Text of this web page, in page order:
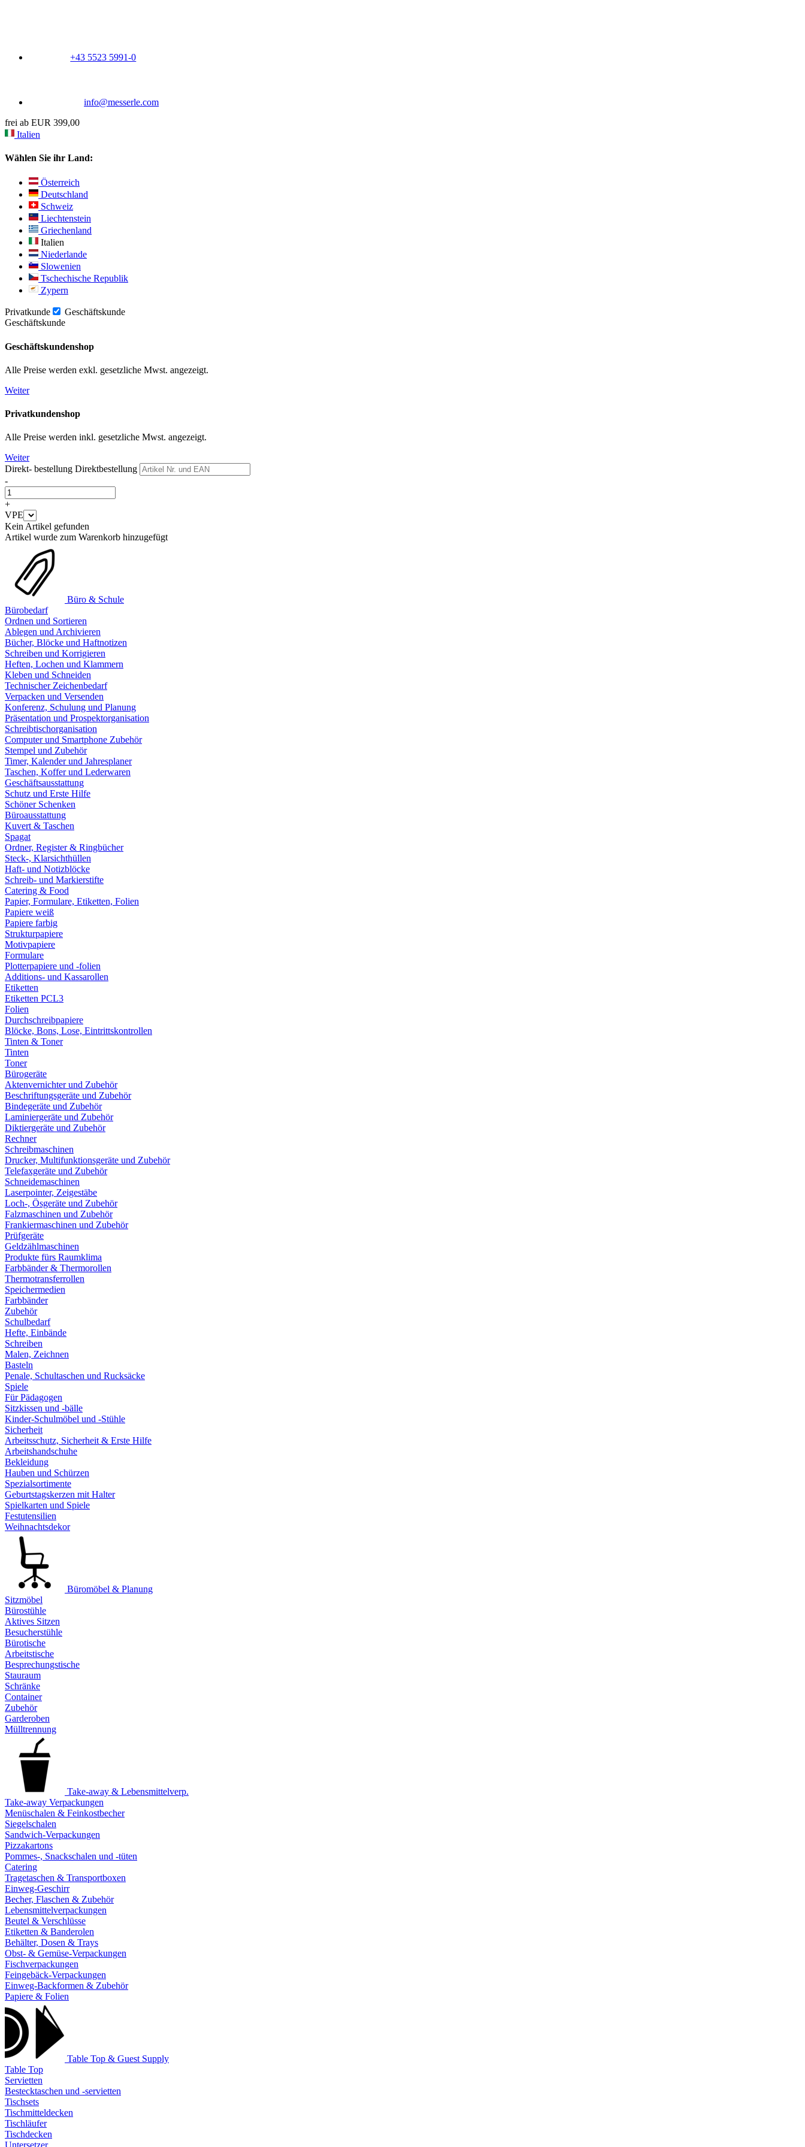
+43 5523 5991-0
info@messerle.com
frei ab EUR 399,00
Italien
Wählen Sie ihr Land:
Österreich
Deutschland
Schweiz
Liechtenstein
Griechenland
Italien
Niederlande
Slowenien
Tschechische Republik
Zypern
Privatkunde
Geschäftskunde
Geschäftskunde
Geschäftskundenshop
Alle Preise werden exkl. gesetzliche Mwst. angezeigt.
Weiter
Privatkundenshop
Alle Preise werden inkl. gesetzliche Mwst. angezeigt.
Weiter
Direkt- bestellung Direktbestellung
-
+
VPE
Kein Artikel gefunden
Artikel wurde zum Warenkorb hinzugefügt
Büro & Schule
Bürobedarf
Ordnen und Sortieren
Ablegen und Archivieren
Bücher, Blöcke und Haftnotizen
Schreiben und Korrigieren
Heften, Lochen und Klammern
Kleben und Schneiden
Technischer Zeichenbedarf
Verpacken und Versenden
Konferenz, Schulung und Planung
Präsentation und Prospektorganisation
Schreibtischorganisation
Computer und Smartphone Zubehör
Stempel und Zubehör
Timer, Kalender und Jahresplaner
Taschen, Koffer und Lederwaren
Geschäftsausstattung
Schutz und Erste Hilfe
Schöner Schenken
Büroausstattung
Kuvert & Taschen
Spagat
Ordner, Register & Ringbücher
Steck-, Klarsichthüllen
Haft- und Notizblöcke
Schreib- und Markierstifte
Catering & Food
Papier, Formulare, Etiketten, Folien
Papiere weiß
Papiere farbig
Strukturpapiere
Motivpapiere
Formulare
Plotterpapiere und -folien
Additions- und Kassarollen
Etiketten
Etiketten PCL3
Folien
Durchschreibpapiere
Blöcke, Bons, Lose, Eintrittskontrollen
Tinten & Toner
Tinten
Toner
Bürogeräte
Aktenvernichter und Zubehör
Beschriftungsgeräte und Zubehör
Bindegeräte und Zubehör
Laminiergeräte und Zubehör
Diktiergeräte und Zubehör
Rechner
Schreibmaschinen
Drucker, Multifunktionsgeräte und Zubehör
Telefaxgeräte und Zubehör
Schneidemaschinen
Laserpointer, Zeigestäbe
Loch-, Ösgeräte und Zubehör
Falzmaschinen und Zubehör
Frankiermaschinen und Zubehör
Prüfgeräte
Geldzählmaschinen
Produkte fürs Raumklima
Farbbänder & Thermorollen
Thermotransferrollen
Speichermedien
Farbbänder
Zubehör
Schulbedarf
Hefte, Einbände
Schreiben
Malen, Zeichnen
Basteln
Penale, Schultaschen und Rucksäcke
Spiele
Für Pädagogen
Sitzkissen und -bälle
Kinder-Schulmöbel und -Stühle
Sicherheit
Arbeitsschutz, Sicherheit & Erste Hilfe
Arbeitshandschuhe
Bekleidung
Hauben und Schürzen
Spezialsortimente
Geburtstagskerzen mit Halter
Spielkarten und Spiele
Festutensilien
Weihnachtsdekor
Büromöbel & Planung
Sitzmöbel
Bürostühle
Aktives Sitzen
Besucherstühle
Bürotische
Arbeitstische
Besprechungstische
Stauraum
Schränke
Container
Zubehör
Garderoben
Mülltrennung
Take-away & Lebensmittelverp.
Take-away Verpackungen
Menüschalen & Feinkostbecher
Siegelschalen
Sandwich-Verpackungen
Pizzakartons
Pommes-, Snackschalen und -tüten
Catering
Tragetaschen & Transportboxen
Einweg-Geschirr
Becher, Flaschen & Zubehör
Lebensmittelverpackungen
Beutel & Verschlüsse
Etiketten & Banderolen
Behälter, Dosen & Trays
Obst- & Gemüse-Verpackungen
Fischverpackungen
Feingebäck-Verpackungen
Einweg-Backformen & Zubehör
Papiere & Folien
Table Top & Guest Supply
Table Top
Servietten
Bestecktaschen und -servietten
Tischsets
Tischmitteldecken
Tischläufer
Tischdecken